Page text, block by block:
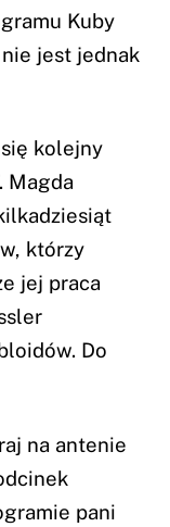
Kuby
jest jednak
kolejny
Magda
którzy
jej praca
Do
na antenie
pani